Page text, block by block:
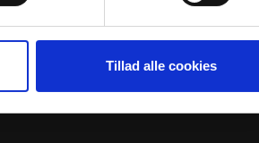
Tillad alle cookies